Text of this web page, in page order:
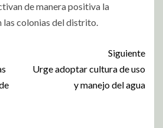
de manera positiva la
colonias del distrito.
Siguiente
Urge adoptar cultura de uso
y manejo del agua